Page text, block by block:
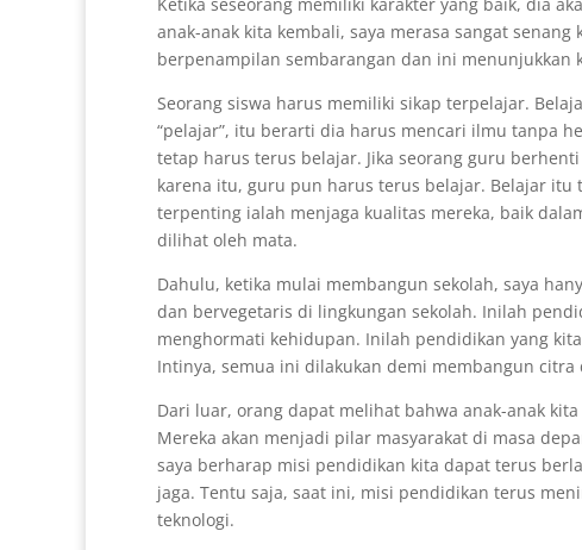
anak-anak kita kembali, saya merasa sangat
berpenampilan sembarangan dan ini menunjukkan
Seorang siswa harus memiliki sikap terpelajar.
“pelajar”, itu berarti dia harus mencari ilmu tanpa
tetap harus terus belajar. Jika seorang guru
karena itu, guru pun harus terus belajar. Belajar itu
terpenting ialah menjaga kualitas mereka, baik
dilihat oleh mata.
Dahulu, ketika mulai membangun sekolah, saya
dan bervegetaris di lingkungan sekolah. Inilah
menghormati kehidupan. Inilah pendidikan yang
Intinya, semua ini dilakukan demi membangun
Dari luar, orang dapat melihat bahwa anak-anak
Mereka akan menjadi pilar masyarakat di masa
saya berharap misi pendidikan kita dapat terus
jaga. Tentu saja, saat ini, misi pendidikan terus
teknologi.